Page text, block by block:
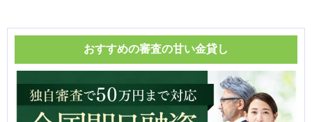
おすすめの審査の甘い金貸し